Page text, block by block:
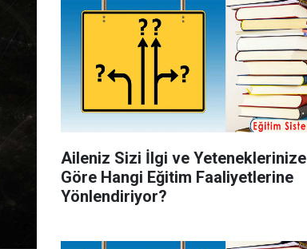
Aileniz Sizi İlgi ve Yeteneklerinize
Göre Hangi Eğitim Faaliyetlerine
Yönlendiriyor?